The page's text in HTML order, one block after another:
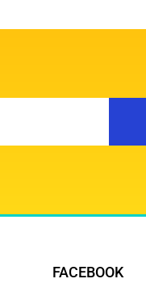
FACEBOOK